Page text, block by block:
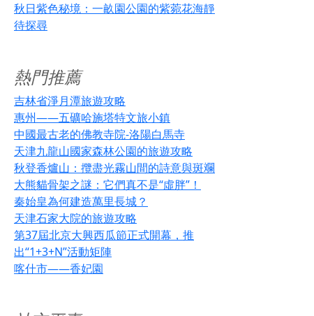
秋日紫色秘境：一畝園公園的紫菀花海靜
待探尋
熱門推薦
吉林省淨月潭旅遊攻略
惠州——五礦哈施塔特文旅小鎮
中國最古老的佛教寺院-洛陽白馬寺
天津九龍山國家森林公園的旅遊攻略
秋登香爐山：攬盡光霧山間的詩意與斑斕
大熊貓骨架之謎：它們真不是“虛胖”！
秦始皇為何建造萬里長城？
天津石家大院的旅遊攻略
第37屆北京大興西瓜節正式開幕，推
出“1+3+N”活動矩陣
喀什市——香妃園